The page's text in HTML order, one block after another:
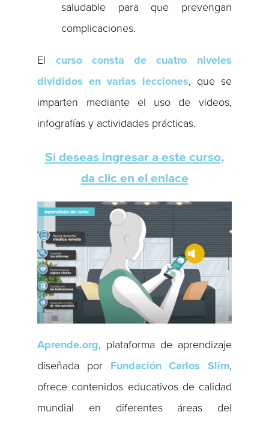
saludable para que prevengan
complicaciones.
El curso consta de cuatro niveles
divididos en varias lecciones, que se
imparten mediante el uso de videos,
infografías y actividades prácticas.
Si deseas ingresar a este curso,
da clic en el enlace
Aprende.org, plataforma de aprendizaje
diseñada por Fundación Carlos Slim,
ofrece contenidos educativos de calidad
mundial en diferentes áreas del